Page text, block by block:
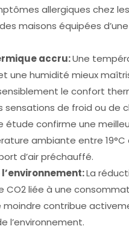
allergiques chez
maisons équipées d’une
accru:Une
une humidité mieux
le confort
sensations de froid ou de
étude confirme une
ambiante entre 19°C
d’air préchauffé.
La
CO2 liée à une
contribue
l’environnement.